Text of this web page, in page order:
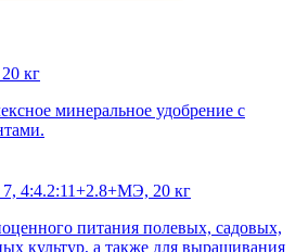
кг
минеральное удобрение с
4:4.2:11+2.8+МЭ, 20 кг
питания полевых, садовых,
культур, а также для выращивания